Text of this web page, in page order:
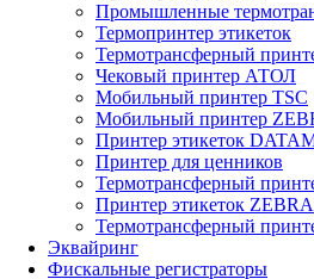
Промышленные
Термопринтер этикеток
Термотрансферный
Чековый принтер АТОЛ
Мобильный принтер TSC
Мобильный принтер
Принтер этикеток
Принтер для ценников
Термотрансферный
Принтер этикеток ZEBRA
Термотрансферный
Эквайринг
Фискальные регистраторы